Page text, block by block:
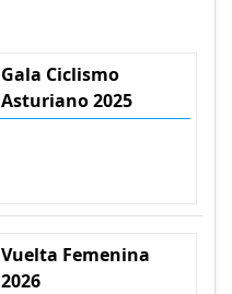
Gala Ciclismo
Asturiano 2025
Vuelta Femenina
2026